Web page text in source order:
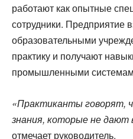
работают как опытные
сотрудники. Предприятие
образовательными
практику и получают
промышленными
«Практиканты говорят,
знания, которые не дают
отмечает руководитель.